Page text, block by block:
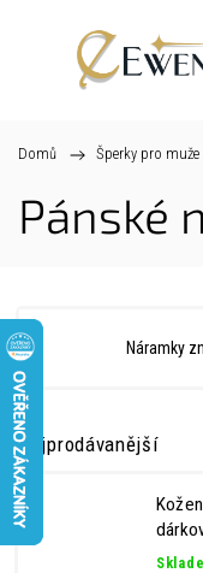
Domů / Šperky pro muže
Pánské
Náramky
Nejprodávanější